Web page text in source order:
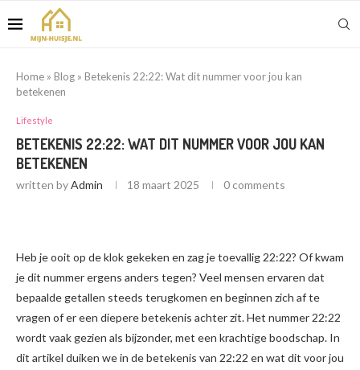
Home » Blog » Betekenis 22:22: Wat dit nummer voor jou kan
betekenen
Lifestyle
BETEKENIS 22:22: WAT DIT NUMMER VOOR JOU KAN
BETEKENEN
written byAdmin 18 maart 2025 0 comments
Heb je ooit op de klok gekeken en zag je toevallig 22:22? Of kwam
je dit nummer ergens anders tegen? Veel mensen ervaren dat
bepaalde getallen steeds terugkomen en beginnen zich af te
vragen of er een diepere betekenis achter zit. Het nummer 22:22
wordt vaak gezien als bijzonder, met een krachtige boodschap. In
dit artikel duiken we in de betekenis van 22:22 en wat dit voor jou